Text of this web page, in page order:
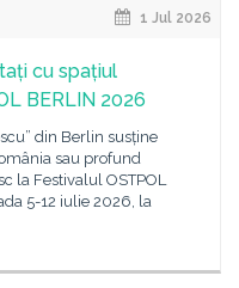
1 Jul 2026
cu spațiul
BERLIN 2026
din Berlin susține
sau profund
la Festivalul OSTPOL
5-12 iulie 2026, la